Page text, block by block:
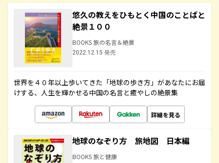
悠久の教えをひもとく中国のことばと
絶景１００
BOOKS 旅の名言＆絶景
2022.12.15 発売
世界を４０年以上歩いてきた「地球の歩き方」があなたにお届
けする、人生を輝かせる中国の名言と癒やしの絶景集
詳細を見る
地球のなぞり方 旅地図 日本編
BOOKS 旅と健康